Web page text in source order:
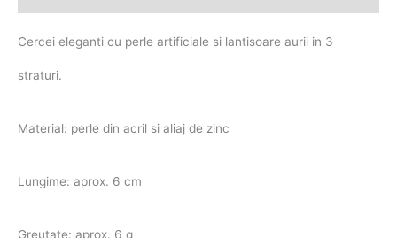
Cercei eleganti cu perle artificiale si lantisoare aurii in 3
straturi.
Material: perle din acril si aliaj de zinc
Lungime: aprox. 6 cm
Greutate: aprox. 6 g